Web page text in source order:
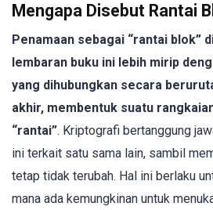
Mengapa Disebut Rantai
Penamaan sebagai “rantai blok”
lembaran buku ini lebih mirip
yang dihubungkan secara
akhir, membentuk suatu
“rantai”. Kriptografi bertanggung
ini terkait satu sama lain, sambil
tetap tidak terubah. Hal ini berlaku
mana ada kemungkinan untuk